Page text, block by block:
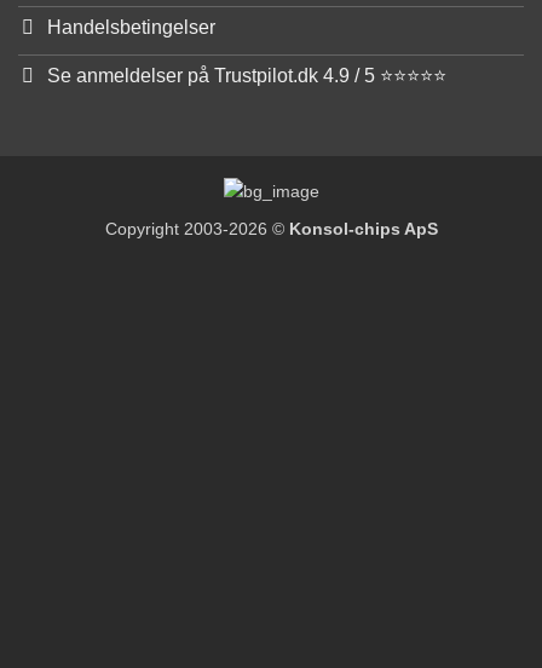
Handelsbetingelser
Se anmeldelser på Trustpilot.dk 4.9 / 5 ⭐⭐⭐⭐⭐
Copyright 2003-2026 © Konsol-chips ApS